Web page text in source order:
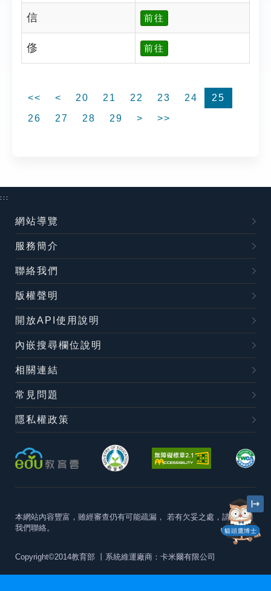
信 前往
俢 前往
<< < 20 21 22 23 24
25
26
27 28 29 > >>
貓頭鷹博士
:::
網站導覽
服務簡介
聯絡我們
版權聲明
開放API使用說明
內嵌搜尋欄位說明
相關連結
常見問題
隱私權政策
本網站內容豐富，雖經審查仍有可能疏漏， 若有欠妥之處，請隨時與
我們聯絡。
Copyright©2014教育部 丨系統維運廠商：卡米爾有限公司